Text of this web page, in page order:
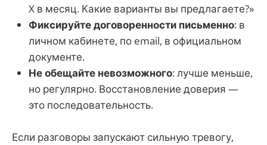
X в месяц. Какие варианты вы предлагаете?»
Фиксируйте договоренности письменно: в
личном кабинете, по email, в официальном
документе.
Не обещайте невозможного: лучше меньше,
но регулярно. Восстановление доверия —
это последовательность.
Если разговоры запускают сильную тревогу,